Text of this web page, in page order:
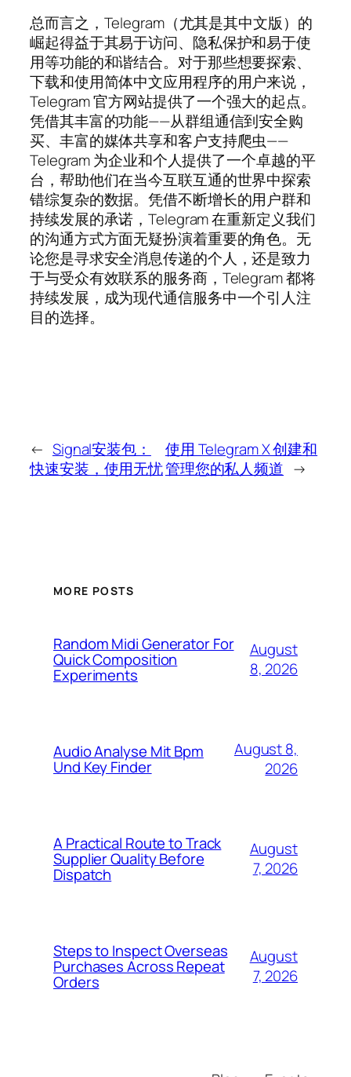
总而言之，Telegram（尤其是其中文版）的
崛起得益于其易于访问、隐私保护和易于使
用等功能的和谐结合。对于那些想要探索、
下载和使用简体中文应用程序的用户来说，
Telegram 官方网站提供了一个强大的起点。
凭借其丰富的功能——从群组通信到安全购
买、丰富的媒体共享和客户支持爬虫——
Telegram 为企业和个人提供了一个卓越的平
台，帮助他们在当今互联互通的世界中探索
错综复杂的数据。凭借不断增长的用户群和
持续发展的承诺，Telegram 在重新定义我们
的沟通方式方面无疑扮演着重要的角色。无
论您是寻求安全消息传递的个人，还是致力
于与受众有效联系的服务商，Telegram 都将
持续发展，成为现代通信服务中一个引人注
目的选择。
← Signal安装包：
快速安装，使用无忧
使用 Telegram X 创建和
管理您的私人频道 →
MORE POSTS
Random Midi Generator For
Quick Composition
Experiments
August
8, 2026
Audio Analyse Mit Bpm
Und Key Finder
August 8,
2026
A Practical Route to Track
Supplier Quality Before
Dispatch
August
7, 2026
Steps to Inspect Overseas
Purchases Across Repeat
Orders
August
7, 2026